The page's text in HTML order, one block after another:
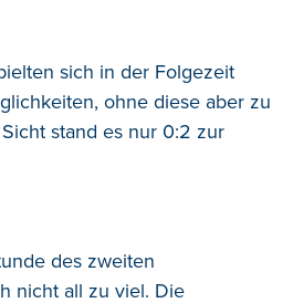
sich in der Folgezeit
ohne diese aber zu
stand es nur 0:2 zur
des zweiten
nicht all zu viel. Die